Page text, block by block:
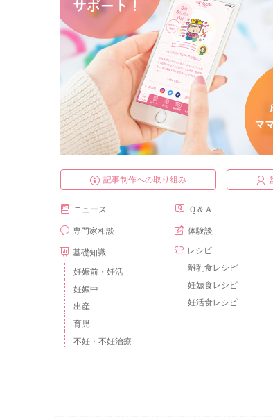
記事制作への取り組み
ニュース
専門家相談
基礎知識
妊娠前・妊活
妊娠中
出産
育児
不妊・不妊治療
Ｑ＆Ａ
体験談
レシピ
離乳食レシピ
妊娠食レシピ
妊活食レシピ